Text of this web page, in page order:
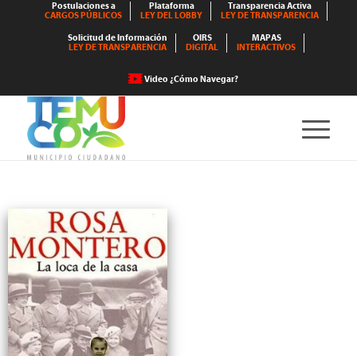
Postulaciones a
CARGOS PÚBLICOS
Plataforma
LEY DEL LOBBY
Transparencia Activa
LEY DE TRANSPARENCIA
Solicitud de Información
LEY DE TRANSPARENCIA
OIRS
DIGITAL
MAPAS
INTERACTIVOS
Video ¿Cómo Navegar?